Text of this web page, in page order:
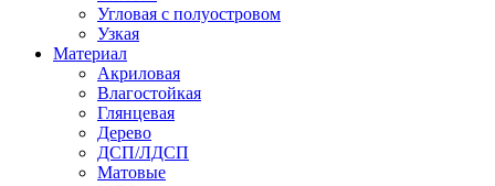
Угловая с полуостровом
Узкая
Материал
Акриловая
Влагостойкая
Глянцевая
Дерево
ДСП/ЛДСП
Матовые